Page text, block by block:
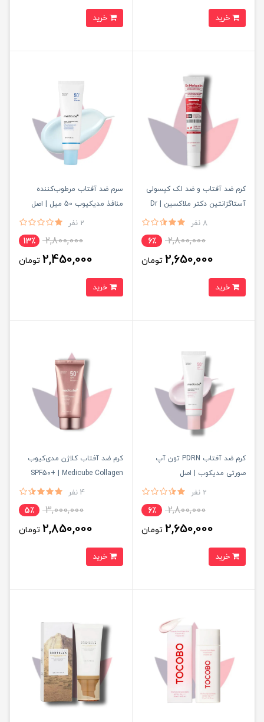
کرم ضد آفتاب و ضد لک کپسولی
آستاگزانتین دکتر ملاکسین | Dr
Melaxin Capsule Sun Cream
8 نفر
2,800,000 6٪
2,650,000 تومان
سرم ضد آفتاب مرطوب‌کننده
منافذ مدیکیوب 50 میل | اصل
2 نفر
2,800,000 13٪
2,450,000 تومان
کرم ضد آفتاب PDRN تون آپ
صورتی مدیکوب | اصل
2 نفر
2,800,000 6٪
2,650,000 تومان
کرم ضد آفتاب کلاژن مدی‌کیوب
SPF50+ | Medicube Collagen
Firming Sun Cream
4 نفر
3,000,000 5٪
2,850,000 تومان